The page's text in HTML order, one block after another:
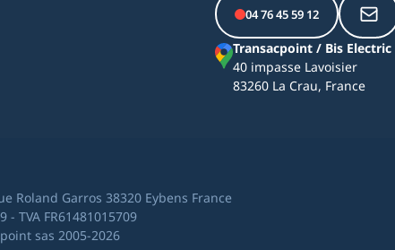
04 76 45 59 12
Transacpoint / Bis Electric
40 impasse Lavoisier
83260 La Crau, France
Roland Garros 38320 Eybens France
- TVA FR61481015709
sas 2005-2026